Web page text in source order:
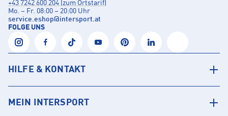
+43 7242 600 204 (zum Ortstarif)
Mo. – Fr. 08:00 – 20:00 Uhr
service.eshop@intersport.at
FOLGE UNS
HILFE & KONTAKT
MEIN INTERSPORT